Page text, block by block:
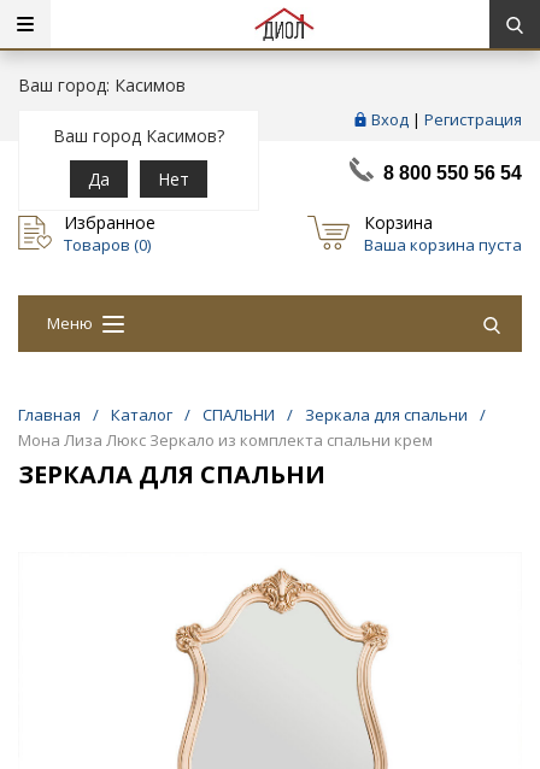
Ваш город: Касимов
Ваш город Касимов?
Да
Нет
Вход | Регистрация
8 800 550 56 54
Избранное
Товаров (0)
Корзина
Ваша корзина пуста
Меню
Главная / Каталог / СПАЛЬНИ / Зеркала для спальни
/
Мона Лиза Люкс Зеркало из комплекта спальни крем
ЗЕРКАЛА ДЛЯ СПАЛЬНИ